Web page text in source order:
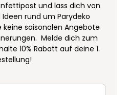
und lass dich von
rund um Parydeko
keine saisonalen Angebote
Melde dich zum
10% Rabatt auf deine 1.